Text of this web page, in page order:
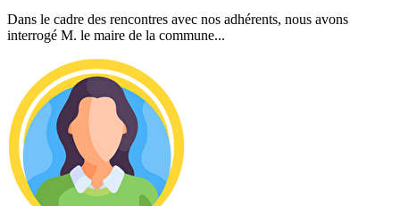
Dans le cadre des rencontres avec nos adhérents, nous avons
interrogé M. le maire de la commune...